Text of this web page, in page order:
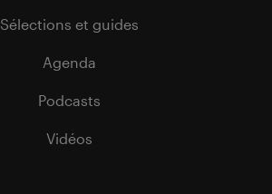
Sélections et guides
Agenda
Podcasts
Vidéos